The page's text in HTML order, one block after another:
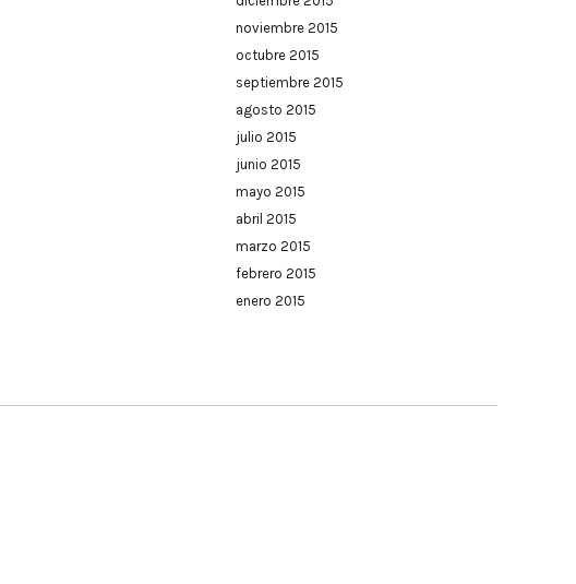
noviembre 2015
octubre 2015
septiembre 2015
agosto 2015
julio 2015
junio 2015
mayo 2015
abril 2015
marzo 2015
febrero 2015
enero 2015